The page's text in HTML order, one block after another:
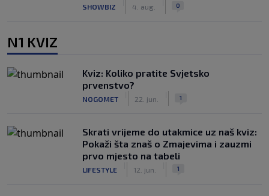
SHOWBIZ 4. aug. 0
N1 KVIZ
Kviz: Koliko pratite Svjetsko
prvenstvo?
NOGOMET 22. jun. 1
Skrati vrijeme do utakmice uz naš kviz:
Pokaži šta znaš o Zmajevima i zauzmi
prvo mjesto na tabeli
LIFESTYLE 12. jun. 1